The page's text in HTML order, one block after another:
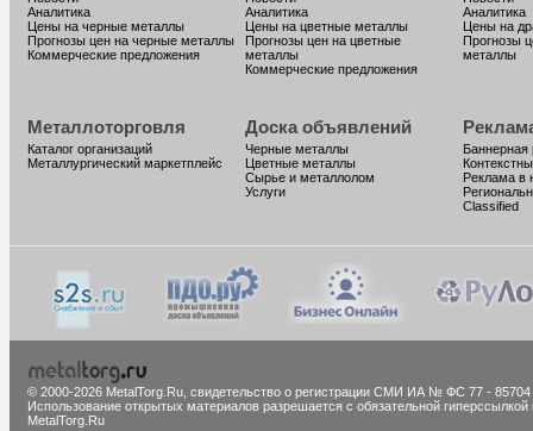
Аналитика
Цены на черные металлы
Прогнозы цен на черные металлы
Коммерческие предложения
Аналитика
Цены на цветные металлы
Прогнозы цен на цветные
металлы
Коммерческие предложения
Аналитика
Цены на
Прогнозы
металлы
Металлоторговля
Каталог организаций
Металлургический маркетплейс
Доска объявлений
Черные металлы
Цветные металлы
Сырье и металлолом
Услуги
Баннерная
Реклама в
Classified
© 2000-2026 MetalTorg.Ru, cвидетельство о регистрации СМИ ИА № ФС 77 - 85704
Использование открытых материалов разрешается с обязательной гиперссылкой
MetalTorg.Ru